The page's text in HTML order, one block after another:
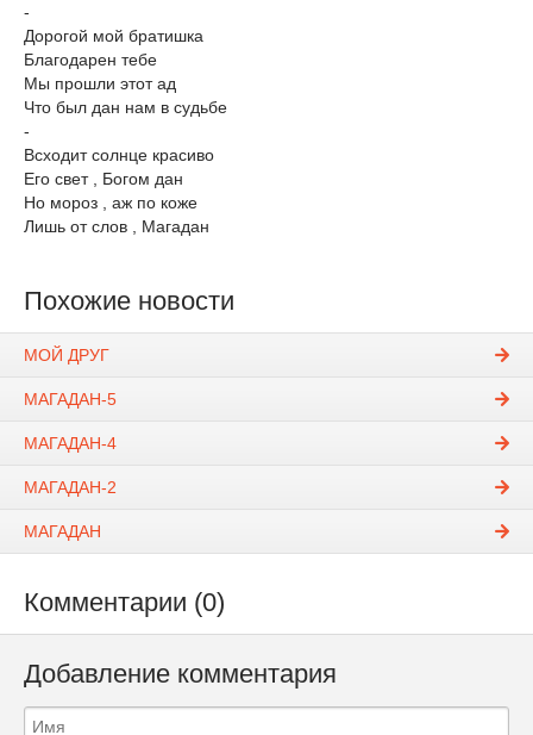
-
Дорогой мой братишка
Благодарен тебе
Мы прошли этот ад
Что был дан нам в судьбе
-
Всходит солнце красиво
Его свет , Богом дан
Но мороз , аж по коже
Лишь от слов , Магадан
Похожие новости
МОЙ ДРУГ
МАГАДАН-5
МАГАДАН-4
МАГАДАН-2
МАГАДАН
Комментарии (0)
Добавление комментария